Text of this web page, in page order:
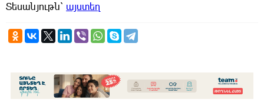
Տեսանյութն՝ այստեղ